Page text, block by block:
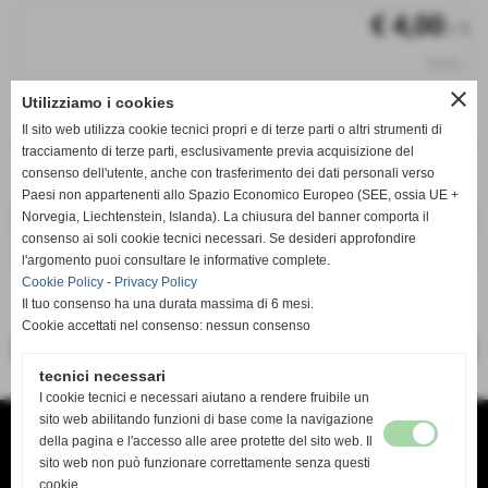
€ 4,00
remove_circle
qt. non disponibile
CAC4
Non disponibile
AVVISA QUANDO DISPONIBILE
TANDA SERVICE di TANDA MAURO
VIA DEL RISORGIMENTO 138 B
TEL. 070 4618636
close
Utilizziamo i cookies
Il sito web utilizza cookie tecnici propri e di terze parti o altri strumenti di
tracciamento di terze parti, esclusivamente previa acquisizione del
consenso dell'utente, anche con trasferimento dei dati personali verso
Paesi non appartenenti allo Spazio Economico Europeo (SEE, ossia UE +
Norvegia, Liechtenstein, Islanda). La chiusura del banner comporta il
consenso ai soli cookie tecnici necessari. Se desideri approfondire
l'argomento puoi consultare le informative complete.
Cookie Policy - Privacy Policy
Il tuo consenso ha una durata massima di 6 mesi.
Cookie accettati nel consenso: nessun consenso
tecnici necessari
I cookie tecnici e necessari aiutano a rendere fruibile un
sito web abilitando funzioni di base come la navigazione
della pagina e l'accesso alle aree protette del sito web. Il
sito web non può funzionare correttamente senza questi
cookie.